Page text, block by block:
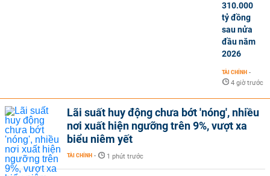
310.000
tỷ đồng
sau nửa
đầu năm
2026
TÀI CHÍNH -
4 giờ trước
Lãi suất huy động chưa bớt 'nóng', nhiều
nơi xuất hiện ngưỡng trên 9%, vượt xa
biểu niêm yết
TÀI CHÍNH - 1 phút trước